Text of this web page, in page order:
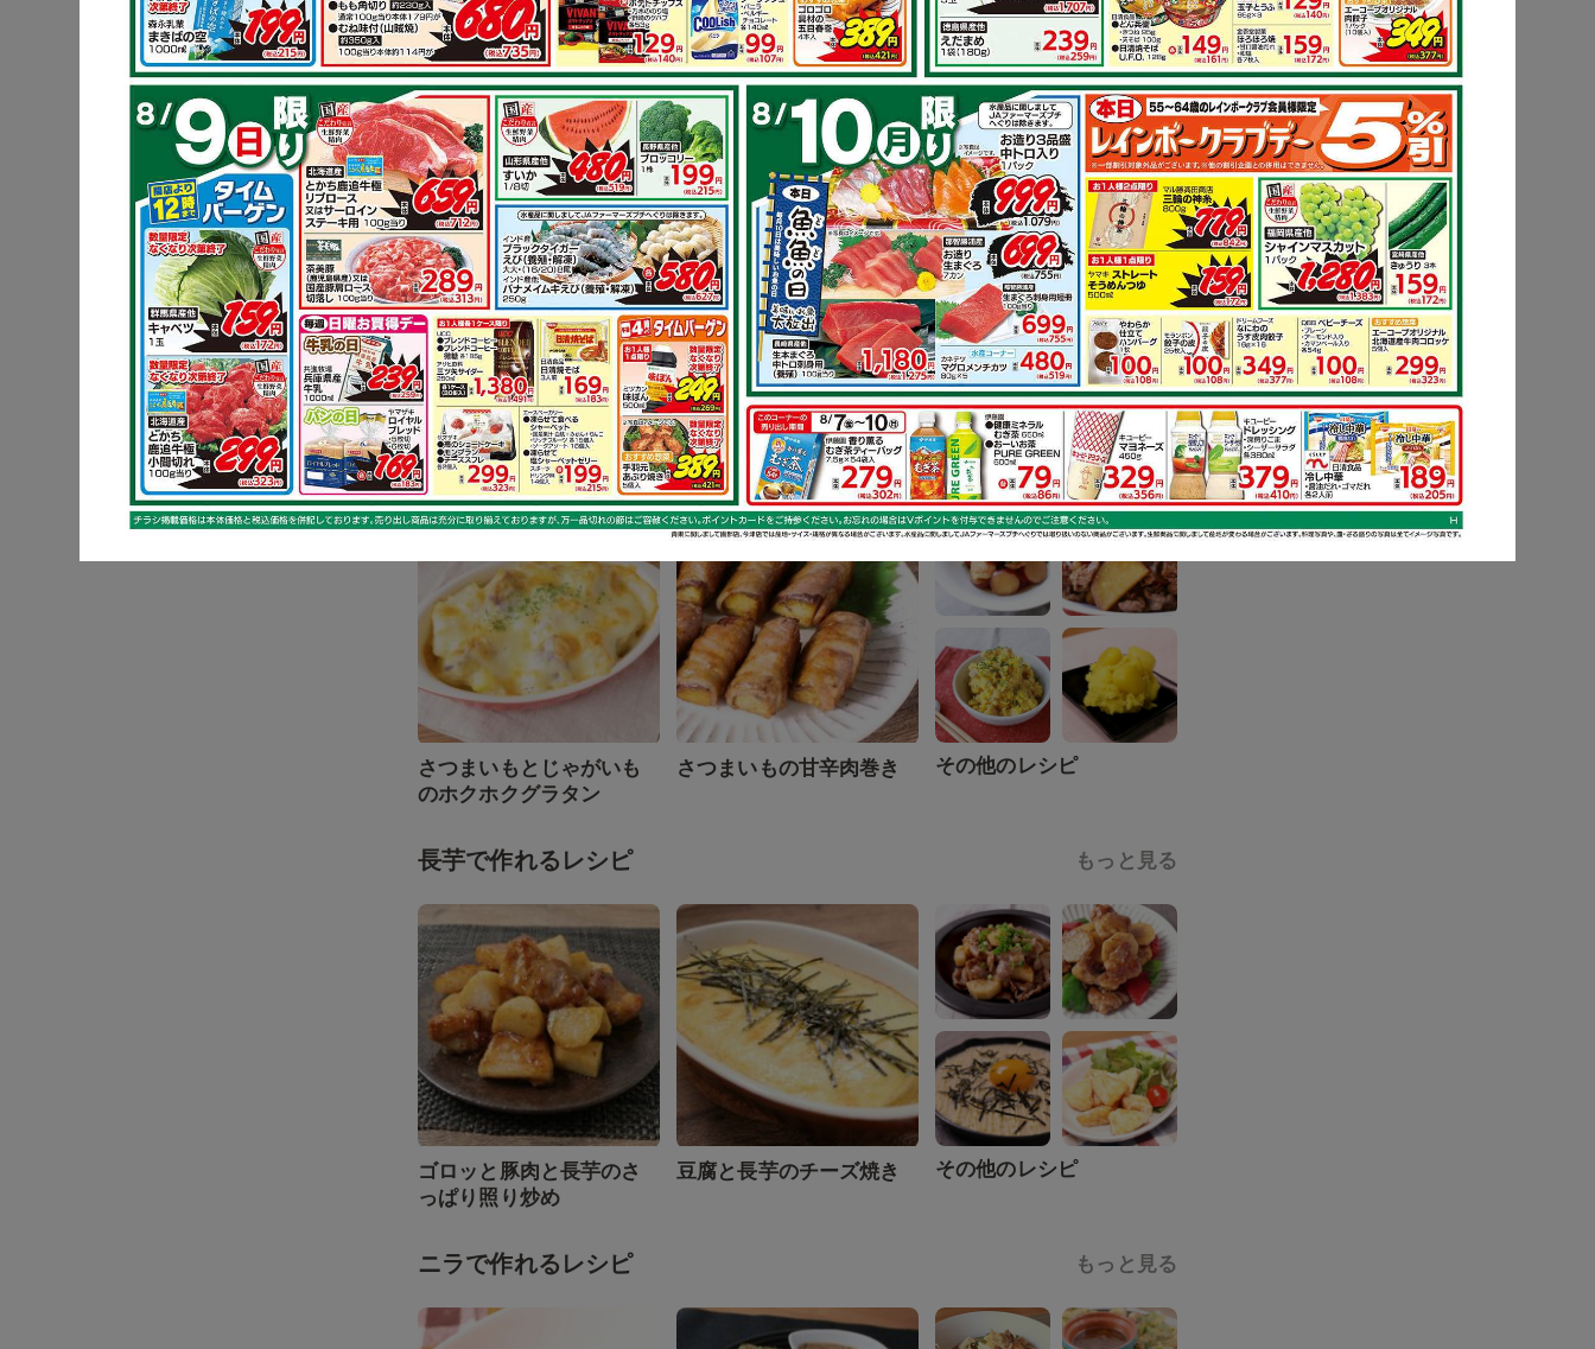
キャベツで作れるレシピ もっと見る
ボリューム抜群 キャベツ
の豚肉巻きレンジ蒸し
キャベツが沢山食べられ
る 豚バラポン酢ガーリ...
その他のレシピ
さつまいもで作れるレシピ もっと見る
さつまいもとじゃがいも
のホクホクグラタン
さつまいもの甘辛肉巻き その他のレシピ
長芋で作れるレシピ もっと見る
ゴロッと豚肉と長芋のさ
っぱり照り炒め
豆腐と長芋のチーズ焼き その他のレシピ
ニラで作れるレシピ もっと見る